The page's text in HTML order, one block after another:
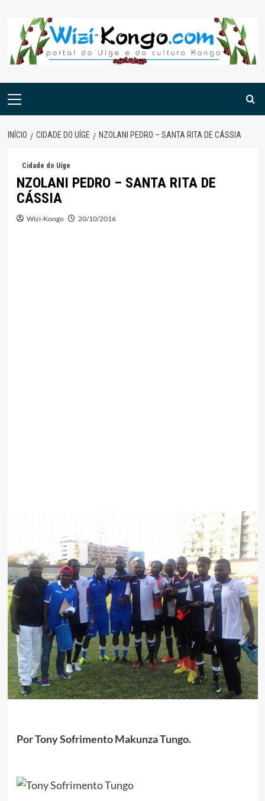
content
Menu
INÍCIO CIDADE DO UÍGE NZOLANI PEDRO – SANTA RITA DE CÁSSIA
Cidade do Uíge
NZOLANI PEDRO – SANTA RITA DE
CÁSSIA
Wizi-Kongo 20/10/2016
Por Tony Sofrimento Makunza Tungo.